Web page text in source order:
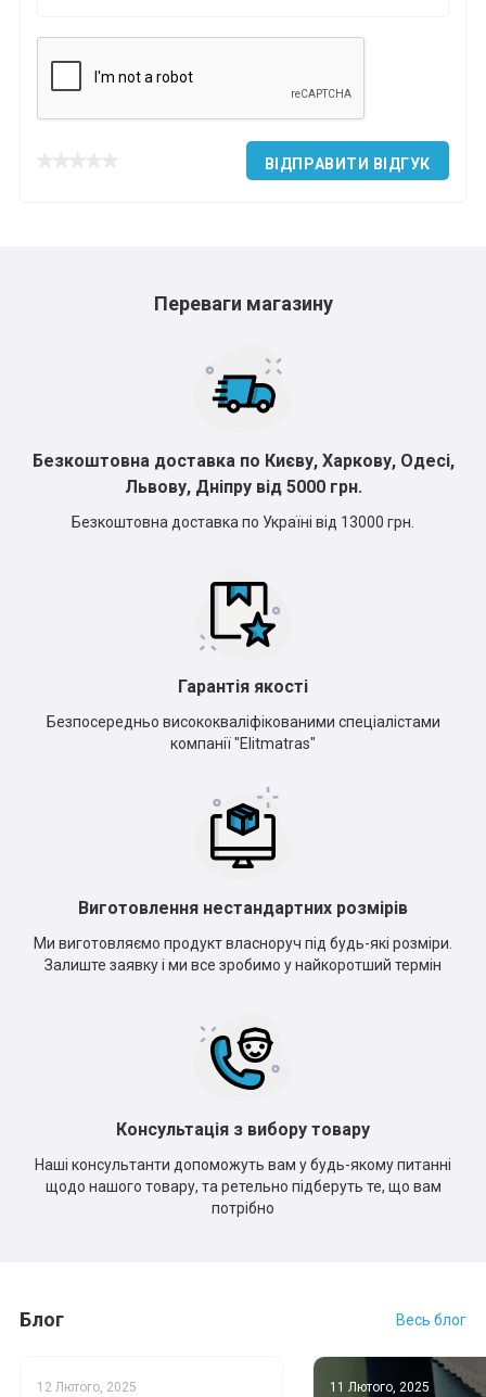
ВІДПРАВИТИ ВІДГУК
Переваги магазину
Безкоштовна доставка по Києву, Харкову, Одесі,
Львову, Дніпру від 5000 грн.
Безкоштовна доставка по Україні від 13000 грн.
Гарантія якості
Безпосередньо висококваліфікованими спеціалістами
компанії "Elitmatras"
Виготовлення нестандартних розмірів
Ми виготовляємо продукт власноруч під будь-які розміри.
Залиште заявку і ми все зробимо у найкоротший термін
Консультація з вибору товару
Наші консультанти допоможуть вам у будь-якому питанні
щодо нашого товару, та ретельно підберуть те, що вам
потрібно
Блог Весь блог
12 Лютого, 2025 11 Лютого, 2025